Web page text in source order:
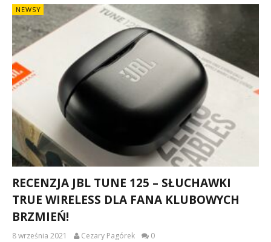
NEWSY
RECENZJA JBL TUNE 125 – SŁUCHAWKI
TRUE WIRELESS DLA FANA KLUBOWYCH
BRZMIEŃ!
8 września 2021 Cezary Pagórek 0